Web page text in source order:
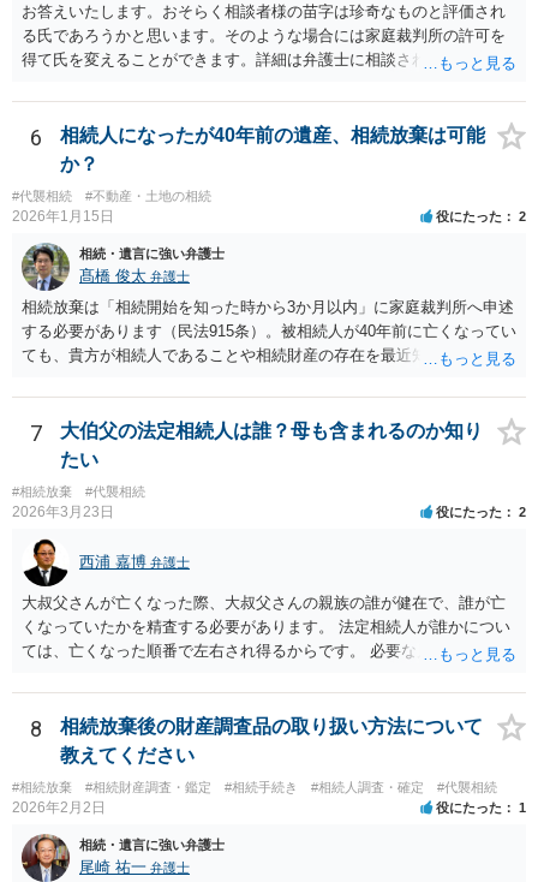
お答えいたします。おそらく相談者様の苗字は珍奇なものと評価され
る氏であろうかと思います。そのような場合には家庭裁判所の許可を
得て氏を変えることができます。詳細は弁護士に相談されるのが宜し
6
相続人になったが40年前の遺産、相続放棄は可能
か？
#代襲相続 #不動産・土地の相続
2026年1月15日 役にたった 2
相続・遺言に強い弁護士
髙橋 俊太 弁護士
相続放棄は「相続開始を知った時から3か月以内」に家庭裁判所へ申述
する必要があります（民法915条）。被相続人が40年前に亡くなってい
ても、貴方が相続人であることや相続財産の存在を最近知ったのであ
ります。最寄りの弁護士などにまずは相談した方がよいでしょう。
7
大伯父の法定相続人は誰？母も含まれるのか知り
たい
#相続放棄 #代襲相続
2026年3月23日 役にたった 2
西浦 嘉博 弁護士
大叔父さんが亡くなった際、大叔父さんの親族の誰が健在で、誰が亡
くなっていたかを精査する必要があります。 法定相続人が誰かについ
ては、亡くなった順番で左右され得るからです。 必要な戸籍謄本を揃
8
相続放棄後の財産調査品の取り扱い方法について
教えてください
#相続放棄 #相続財産調査・鑑定 #相続手続き #相続人調査・確定 #代襲相続
2026年2月2日 役にたった 1
相続・遺言に強い弁護士
尾崎 祐一 弁護士